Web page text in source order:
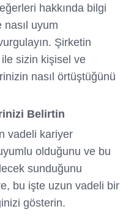
hakkında bilgi
uyum
Şirketin
sizin kişisel ve
nasıl örtüştüğünü
Belirtin
vadeli kariyer
olduğunu ve bu
sunduğunu
bu işte uzun vadeli bir
gösterin.